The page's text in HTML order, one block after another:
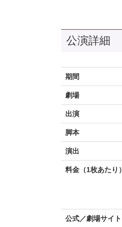
公演詳細
期間
劇場
出演
脚本
演出
料金（1枚あたり）
公式／劇場サイト